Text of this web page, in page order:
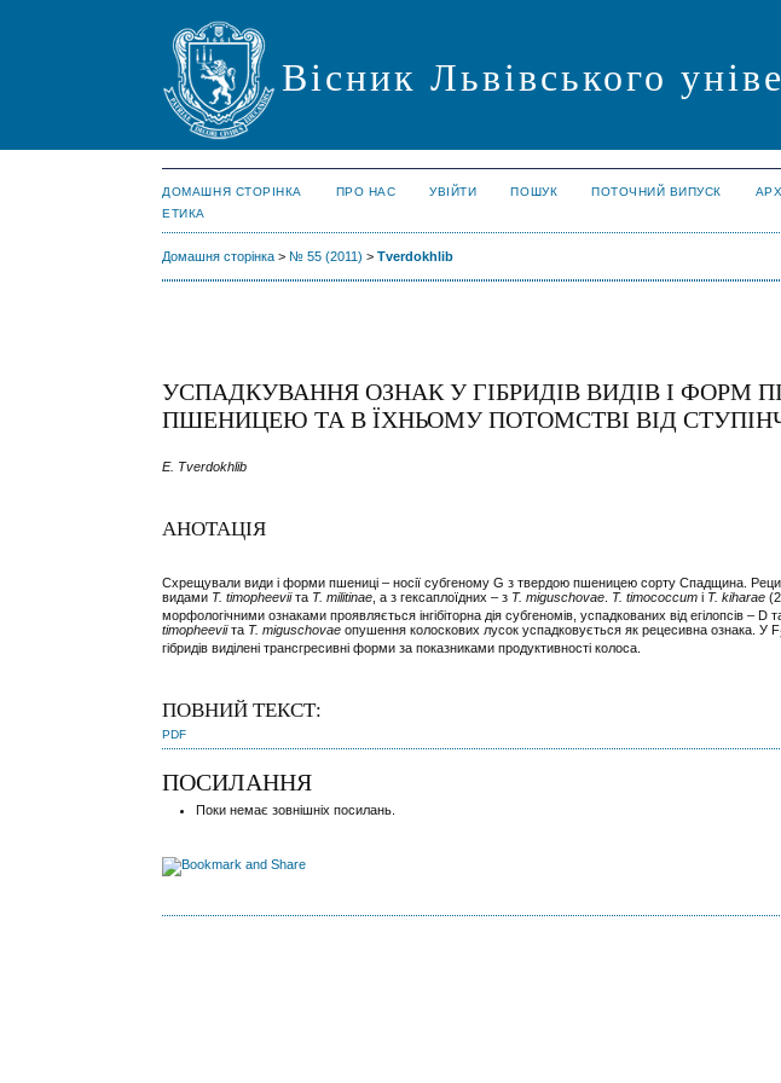
Вісник Львівського
ДОМАШНЯ СТОРІНКА ПРО НАС УВІЙТИ ПОШУК ПОТОЧНИЙ ВИПУСК
ЕТИКА
Домашня сторінка > № 55 (2011) >Tverdokhlib
УСПАДКУВАННЯ ОЗНАК У ГІБРИДІВ ВИДІВ І ФОРМ
ПШЕНИЦЕЮ ТА В ЇХНЬОМУ ПОТОМСТВІ ВІД
E. Tverdokhlib
АНОТАЦІЯ
Схрещували види і форми пшениці – носії субгеному G з твердою пшеницею сорту Спадщина.
видами T. timopheeviiта T. militinae , а з гексаплоїдних – з T. miguschovae T. timococcum і T. kiharae
морфологічними ознаками проявляється інгібіторна дія субгеномів, успадкованих від егілопсів –
timopheeviiта T. miguschovae опушення колоскових лусок успадковується як рецесивна ознака. У F
гібридів виділені трансгресивні форми за показниками продуктивності колоса.
ПОВНИЙ ТЕКСТ:
PDF
ПОСИЛАННЯ
Поки немає зовнішніх посилань.